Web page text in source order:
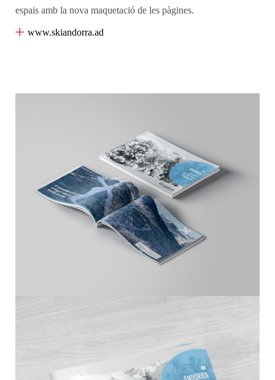
espais amb la nova maquetació de les pàgines.
www.skiandorra.ad